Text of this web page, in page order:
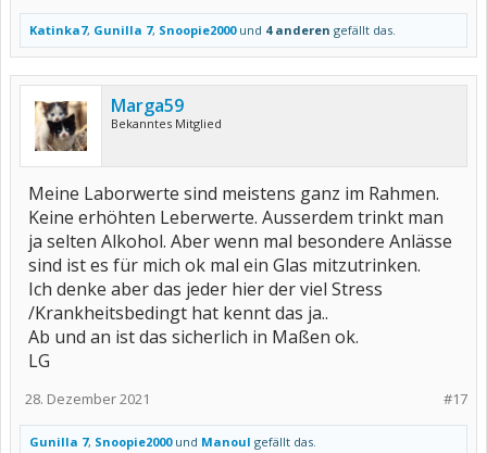
Katinka7, Gunilla 7, Snoopie2000und 4 anderen gefällt das.
Marga59
Bekanntes Mitglied
Meine Laborwerte sind meistens ganz im Rahmen.
Keine erhöhten Leberwerte. Ausserdem trinkt man
ja selten Alkohol. Aber wenn mal besondere Anlässe
sind ist es für mich ok mal ein Glas mitzutrinken.
Ich denke aber das jeder hier der viel Stress
/Krankheitsbedingt hat kennt das ja..
Ab und an ist das sicherlich in Maßen ok.
LG
#17
28. Dezember 2021
Gunilla 7, Snoopie2000und Manoul gefällt das.